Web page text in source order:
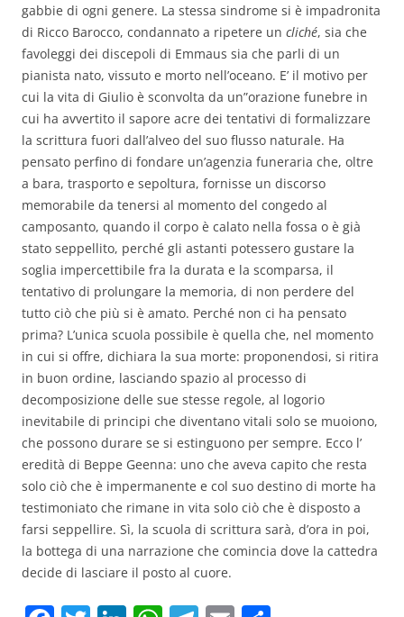
gabbie di ogni genere. La stessa sindrome si è impadronita
di Ricco Barocco, condannato a ripetere un cliché, sia che
favoleggi dei discepoli di Emmaus sia che parli di un
pianista nato, vissuto e morto nell’oceano. E’ il motivo per
cui la vita di Giulio è sconvolta da un”orazione funebre in
cui ha avvertito il sapore acre dei tentativi di formalizzare
la scrittura fuori dall’alveo del suo flusso naturale. Ha
pensato perfino di fondare un’agenzia funeraria che, oltre
a bara, trasporto e sepoltura, fornisse un discorso
memorabile da tenersi al momento del congedo al
camposanto, quando il corpo è calato nella fossa o è già
stato seppellito, perché gli astanti potessero gustare la
soglia impercettibile fra la durata e la scomparsa, il
tentativo di prolungare la memoria, di non perdere del
tutto ciò che più si è amato. Perché non ci ha pensato
prima? L’unica scuola possibile è quella che, nel momento
in cui si offre, dichiara la sua morte: proponendosi, si ritira
in buon ordine, lasciando spazio al processo di
decomposizione delle sue stesse regole, al logorio
inevitabile di principi che diventano vitali solo se muoiono,
che possono durare se si estinguono per sempre. Ecco l’
eredità di Beppe Geenna: uno che aveva capito che resta
solo ciò che è impermanente e col suo destino di morte ha
testimoniato che rimane in vita solo ciò che è disposto a
farsi seppellire. Sì, la scuola di scrittura sarà, d’ora in poi,
la bottega di una narrazione che comincia dove la cattedra
decide di lasciare il posto al cuore.